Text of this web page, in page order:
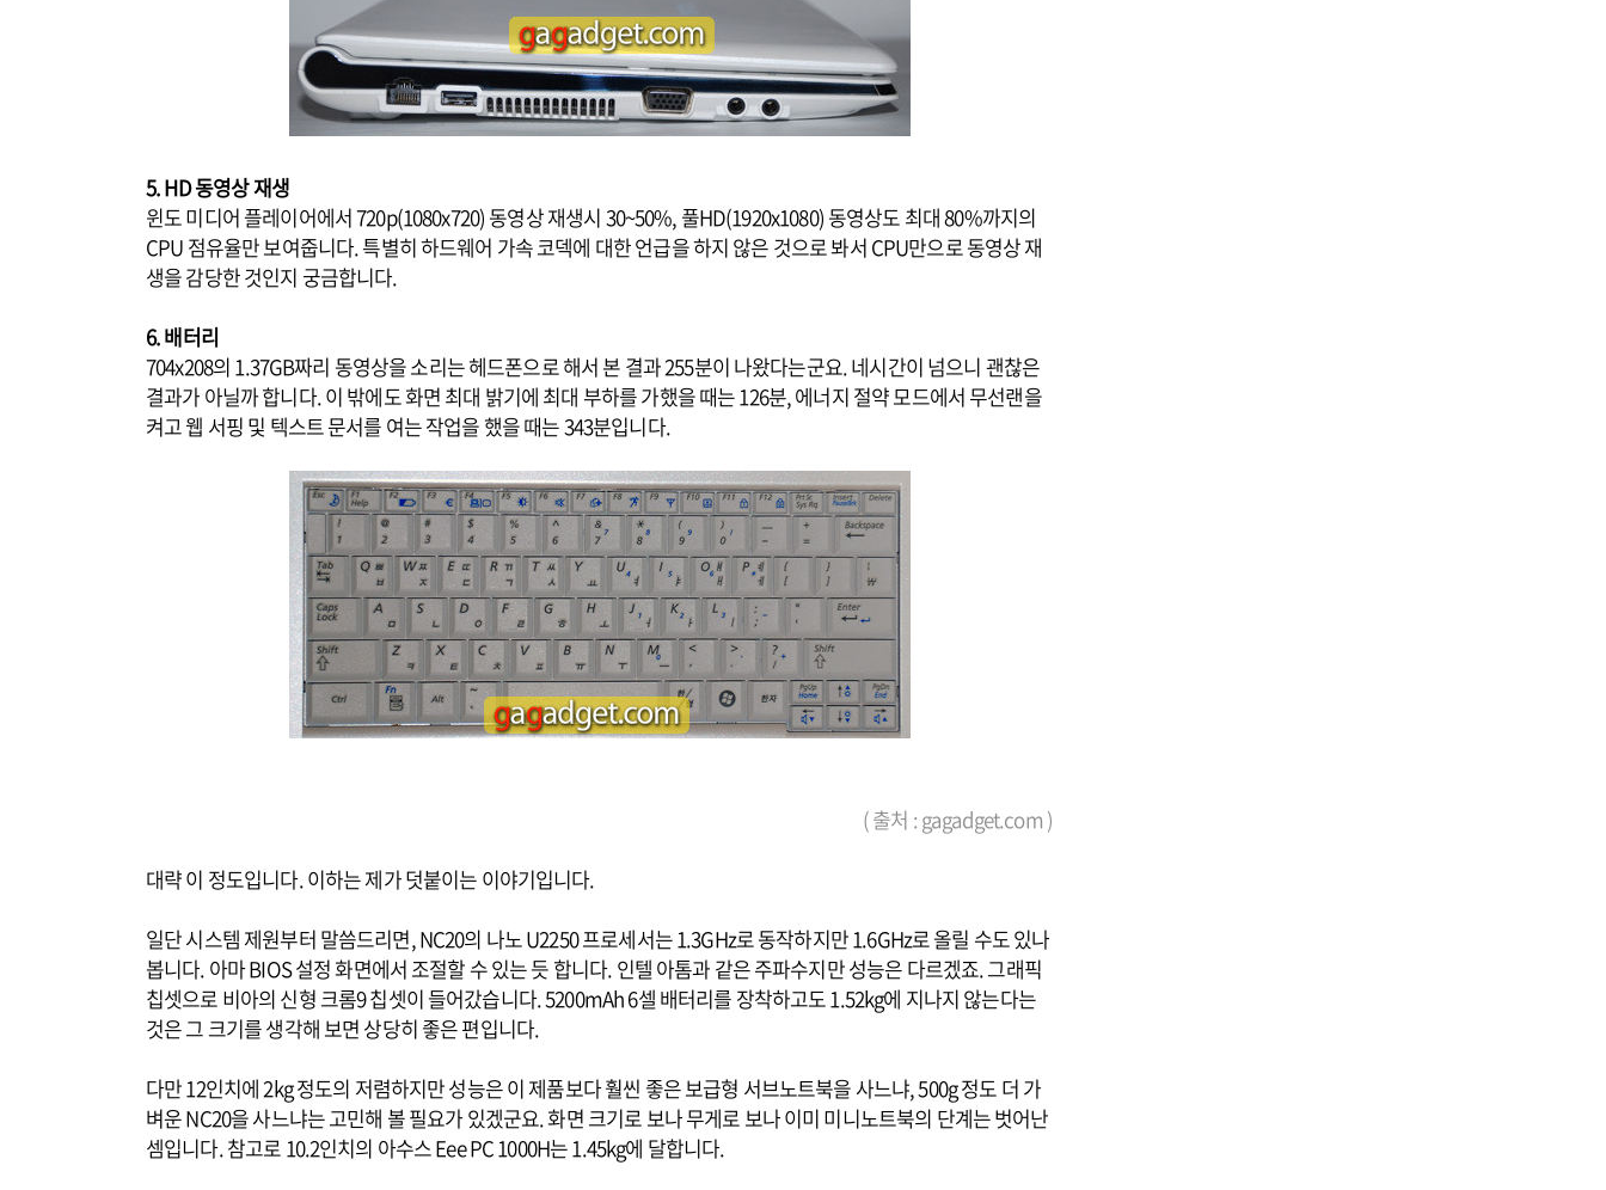
5. HD 동영상 재생
윈도 미디어 플레이어에서 720p(1080x720) 동영상 재생시 30~50%, 풀HD(1920x1080) 동영상도 최대 80%까지의
CPU 점유율만 보여줍니다. 특별히 하드웨어 가속 코덱에 대한 언급을 하지 않은 것으로 봐서 CPU만으로 동영상 재
생을 감당한 것인지 궁금합니다.
6. 배터리
704x208의 1.37GB짜리 동영상을 소리는 헤드폰으로 해서 본 결과 255분이 나왔다는군요. 네시간이 넘으니 괜찮은
결과가 아닐까 합니다. 이 밖에도 화면 최대 밝기에 최대 부하를 가했을 때는 126분, 에너지 절약 모드에서 무선랜을
켜고 웹 서핑 및 텍스트 문서를 여는 작업을 했을 때는 343분입니다.
( 출처 : gagadget.com )
대략 이 정도입니다. 이하는 제가 덧붙이는 이야기입니다.
일단 시스템 제원부터 말씀드리면, NC20의 나노 U2250 프로세서는 1.3GHz로 동작하지만 1.6GHz로 올릴 수도 있나
봅니다. 아마 BIOS 설정 화면에서 조절할 수 있는 듯 합니다. 인텔 아톰과 같은 주파수지만 성능은 다르겠죠. 그래픽
칩셋으로 비아의 신형 크롬9 칩셋이 들어갔습니다. 5200mAh 6셀 배터리를 장착하고도 1.52kg에 지나지 않는다는
것은 그 크기를 생각해 보면 상당히 좋은 편입니다.
다만 12인치에 2kg 정도의 저렴하지만 성능은 이 제품보다 훨씬 좋은 보급형 서브노트북을 사느냐, 500g 정도 더 가
벼운 NC20을 사느냐는 고민해 볼 필요가 있겠군요. 화면 크기로 보나 무게로 보나 이미 미니노트북의 단계는 벗어난
셈입니다. 참고로 10.2인치의 아수스 Eee PC 1000H는 1.45kg에 달합니다.